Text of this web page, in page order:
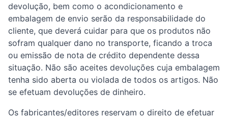
devolução, bem como o acondicionamento e
embalagem de envio serão da responsabilidade do
cliente, que deverá cuidar para que os produtos não
sofram qualquer dano no transporte, ficando a troca
ou emissão de nota de crédito dependente dessa
situação. Não são aceites devoluções cuja embalagem
tenha sido aberta ou violada de todos os artigos. Não
se efetuam devoluções de dinheiro.
Os fabricantes/editores reservam o direito de efetuar